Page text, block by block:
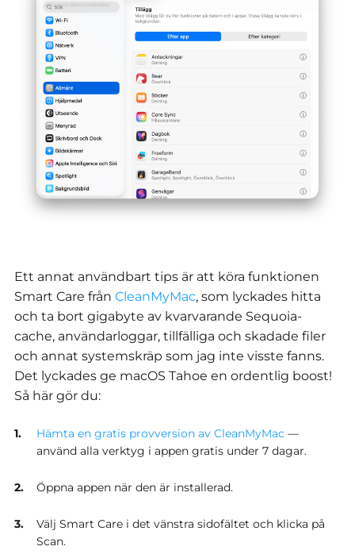
Ett annat användbart tips är att köra funktionen
Smart Care från CleanMyMac, som lyckades hitta
och ta bort gigabyte av kvarvarande Sequoia-
cache, användarloggar, tillfälliga och skadade filer
och annat systemskräp som jag inte visste fanns.
Det lyckades ge macOS Tahoe en ordentlig boost!
Så här gör du:
Hämta en gratis provversion av CleanMyMac —
använd alla verktyg i appen gratis under 7 dagar.
Öppna appen när den är installerad.
Välj Smart Care i det vänstra sidofältet och klicka på
Scan.